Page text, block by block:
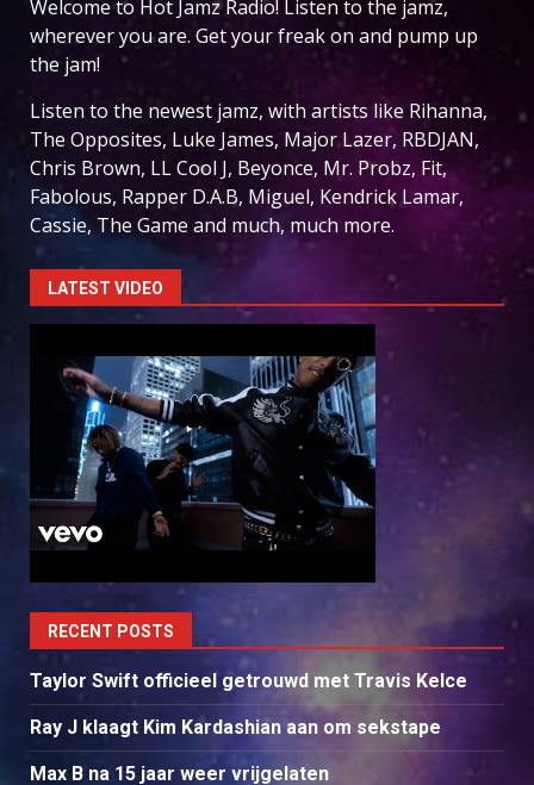
Welcome to Hot Jamz Radio! Listen to the jamz,
wherever you are. Get your freak on and pump up
the jam!
Listen to the newest jamz, with artists like Rihanna,
The Opposites, Luke James, Major Lazer, RBDJAN,
Chris Brown, LL Cool J, Beyonce, Mr. Probz, Fit,
Fabolous, Rapper D.A.B, Miguel, Kendrick Lamar,
Cassie, The Game and much, much more.
LATEST VIDEO
RECENT POSTS
Taylor Swift officieel getrouwd met Travis Kelce
Ray J klaagt Kim Kardashian aan om sekstape
Max B na 15 jaar weer vrijgelaten